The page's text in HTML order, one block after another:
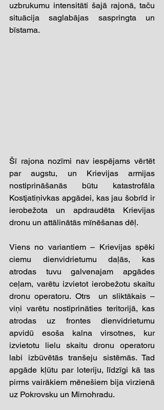
uzbrukumu intensitāti šajā rajonā, taču
situācija saglabājas saspringta un
bīstama.
Šī rajona nozīmi nav iespējams vērtēt
par augstu, un Krievijas armijas
nostiprināšanās būtu katastrofāla
Kostjatiņivkas apgādei, kas jau šobrīd ir
ierobežota un apdraudēta Krievijas
dronu un attālinātās mīnēšanas dēļ.
Viens no variantiem – Krievijas spēki
ciemu dienvidrietumu daļās, kas
atrodas tuvu galvenajam apgādes
ceļam, varētu izvietot ierobežotu skaitu
dronu operatoru. Otrs  un sliktākais –
viņi varētu nostiprināties teritorijā, kas
atrodas uz frontes dienvidrietumu
apvidū esoša kalna virsotnes, kur
izvietotu lielu skaitu dronu operatoru
labi izbūvētās tranšeju sistēmās. Tad
apgāde kļūtu par loteriju, līdzīgi kā tas
pirms vairākiem mēnešiem bija virzienā
uz Pokrovsku un Mirnohradu.